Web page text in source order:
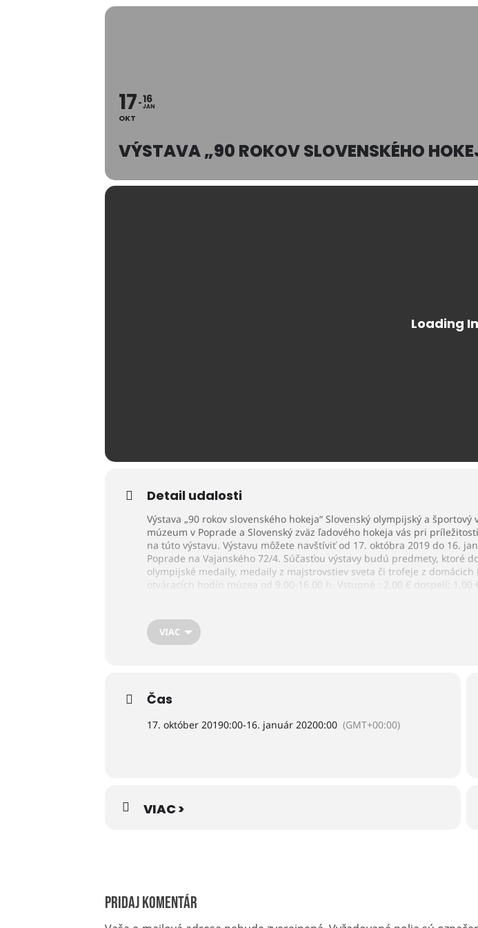
17
OKT
16
JAN
VÝSTAVA „90 ROKOV SLOVENSKÉHO
Detail udalosti
Výstava „90 rokov slovenského hokeja“ Slovenský olympijský a
múzeum v Poprade a Slovenský zväz ľadového hokeja vás pri
na túto výstavu. Výstavu môžete navštíviť od 17. októbra 2019 do 16.
Poprade na Vajanského 72/4. Súčasťou výstavy budú predmety, ktoré
olympijské medaily, medaily z majstrovstiev sveta či trofeje z
otváracích hodín múzea od 9.00-16.00 h. Vstupné : 2,00 € dospelí;
VIAC
Čas
17. október 20190:00-16. január 20200:00 (GMT+00:00)
VIAC >
Pridaj komentár